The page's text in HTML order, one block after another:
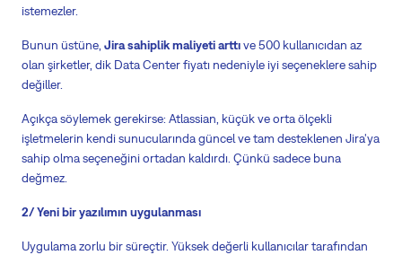
istemezler.
Bunun üstüne, Jira sahiplik maliyeti arttıve 500 kullanıcıdan az
olan şirketler, dik Data Center fiyatı nedeniyle iyi seçeneklere sahip
değiller.
Açıkça söylemek gerekirse: Atlassian, küçük ve orta ölçekli
işletmelerin kendi sunucularında güncel ve tam desteklenen Jira'ya
sahip olma seçeneğini ortadan kaldırdı. Çünkü sadece buna
değmez.
2/ Yeni bir yazılımın uygulanması
Uygulama zorlu bir süreçtir. Yüksek değerli kullanıcılar tarafından